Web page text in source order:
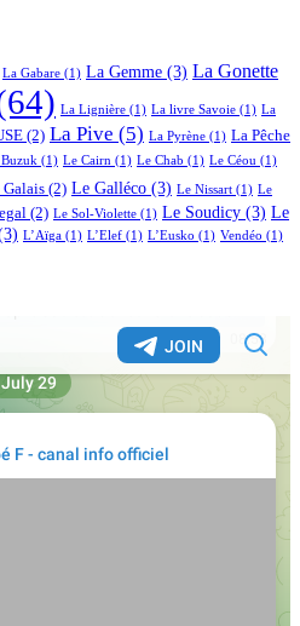
La Gabare (1) La Gemme (3) La Gonette
La Lignière (1) La livre Savoie (1) La
(2) La Pive (5) La Pyrène (1) La Pêche
(1) Le Cairn (1) Le Chab (1) Le Céou (1)
Galais (2) Le Galléco (3) Le Nissart (1) Le
(2) Le Sol-Violette (1) Le Soudicy (3) Le
L’Aïga (1) L’Elef (1) L’Eusko (1) Vendéo (1)